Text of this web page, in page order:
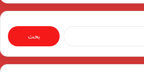
البحث
عن: